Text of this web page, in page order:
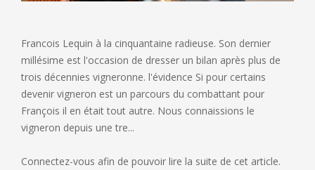
Francois Lequin à la cinquantaine radieuse. Son dernier
millésime est l'occasion de dresser un bilan après plus de
trois décennies vigneronne. l'évidence Si pour certains
devenir vigneron est un parcours du combattant pour
François il en était tout autre. Nous connaissions le
vigneron depuis une tre...
Connectez-vous afin de pouvoir lire la suite de cet article.